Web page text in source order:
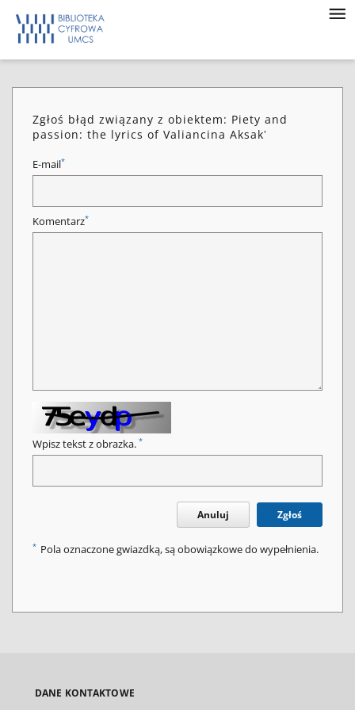
Zgłoś błąd związany z obiektem: Piety and
passion: the lyrics of Valiancina Aksakʹ
E-mail*
Komentarz*
Wpisz tekst z obrazka. *
Anuluj Zgłoś
* Pola oznaczone gwiazdką, są obowiązkowe do wypełnienia.
DANE KONTAKTOWE